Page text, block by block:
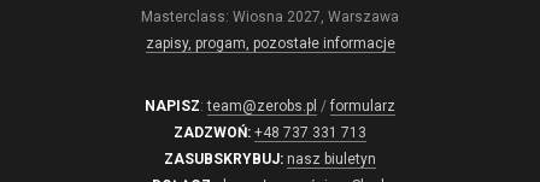
Masterclass: Wiosna 2027, Warszawa
zapisy, progam, pozostałe informacje
NAPISZ:team@zerobs.pl / formularz
ZADZWOŃ: +48 737 331 713
ZASUBSKRYBUJ: nasz biuletyn